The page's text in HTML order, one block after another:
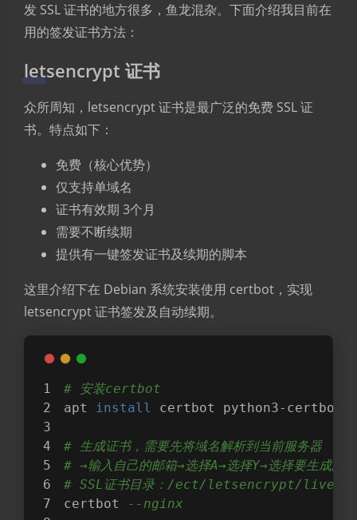
发 SSL 证书的地方很多，鱼龙混杂。下面介绍我目前在
用的签发证书方法：
letsencrypt 证书
众所周知，letsencrypt 证书是最广泛的免费 SSL 证
书。特点如下：
免费（核心优势）
仅支持单域名
证书有效期 3个月
需要不断续期
提供有一键签发证书及续期的脚本
这里介绍下在 Debian 系统安装使用 certbot，实现
letsencrypt 证书签发及自动续期。
# 安装certbot
apt install certbot python3-certbot-
# 生成证书，需要先将域名解析到当前服务器
# →输入自己的邮箱→选择A→选择Y→选择要生成
# SSL证书目录：/ect/letsencrypt/live
certbot
--nginx